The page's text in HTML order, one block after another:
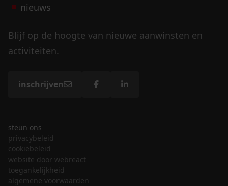
nieuws
Blijf op de hoogte van nieuwe aanwinsten en
activiteiten.
inschrijven
steun ons
privacybeleid
cookiebeleid
website door webreact
toegankelijkheid
algemene voorwaarden